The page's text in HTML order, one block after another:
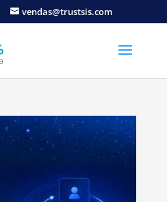
vendas@trustsis.com